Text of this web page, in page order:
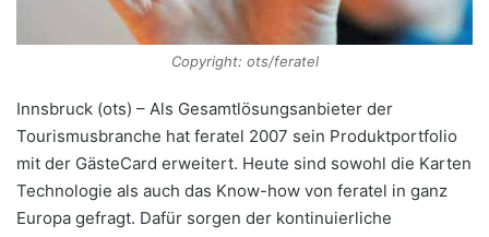
Copyright: ots/feratel
Innsbruck (ots) – Als Gesamtlösungsanbieter der
Tourismusbranche hat feratel 2007 sein Produktportfolio
mit der GästeCard erweitert. Heute sind sowohl die Karten
Technologie als auch das Know-how von feratel in ganz
Europa gefragt. Dafür sorgen der kontinuierliche